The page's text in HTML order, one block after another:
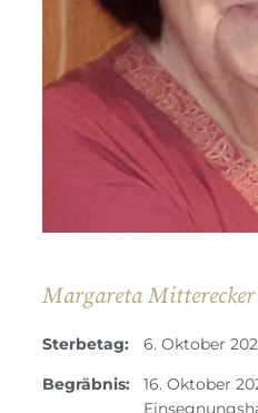
Margareta
Sterbetag:
6. Oktober
Begräbnis:
16. Oktober